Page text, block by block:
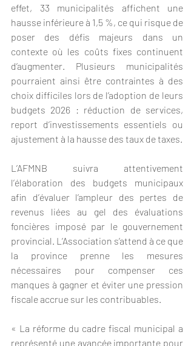
effet, 33 municipalités affichent une
hausse inférieure à 1,5 %, ce qui risque de
poser des défis majeurs dans un
contexte où les coûts fixes continuent
d’augmenter. Plusieurs municipalités
pourraient ainsi être contraintes à des
choix difficiles lors de l’adoption de leurs
budgets 2026 : réduction de services,
report d’investissements essentiels ou
ajustement à la hausse des taux de taxes.
L’AFMNB suivra attentivement
l’élaboration des budgets municipaux
afin d’évaluer l’ampleur des pertes de
revenus liées au gel des évaluations
foncières imposé par le gouvernement
provincial. L’Association s’attend à ce que
la province prenne les mesures
nécessaires pour compenser ces
manques à gagner et éviter une pression
fiscale accrue sur les contribuables.
« La réforme du cadre fiscal municipal a
représenté une avancée importante pour